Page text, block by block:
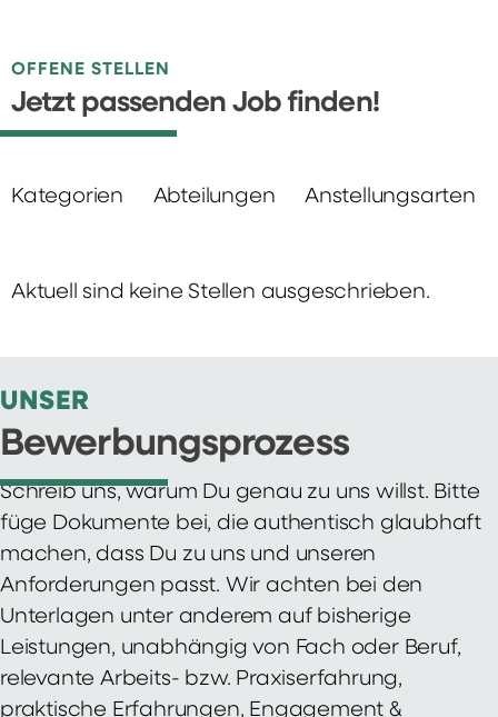
OFFENE STELLEN
Jetzt passenden Job finden!
Kategorien Abteilungen Anstellungsarten
Aktuell sind keine Stellen ausgeschrieben.
UNSER
Bewerbungsprozess
Schreib uns, warum Du genau zu uns willst. Bitte
füge Dokumente bei, die authentisch glaubhaft
machen, dass Du zu uns und unseren
Anforderungen passt. Wir achten bei den
Unterlagen unter anderem auf bisherige
Leistungen, unabhängig von Fach oder Beruf,
relevante Arbeits- bzw. Praxiserfahrung,
praktische Erfahrungen, Engagement &